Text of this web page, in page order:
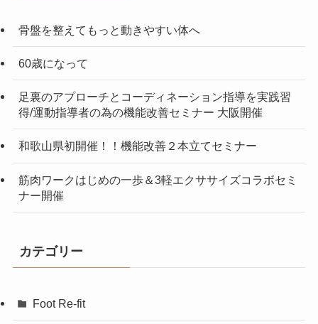
骨盤を整えてもっと動きやすい体へ
60歳になって
足裏のアプローチとコーディネーション指導を実践習
得/運動指導者の為の機能改善セミナー 大阪開催
和歌山県初開催！！機能改善２本立てセミナー
筋肉ワークはじめの一歩＆3軽エクササイズコラボセミ
ナー開催
カテゴリー
Foot Re-fit